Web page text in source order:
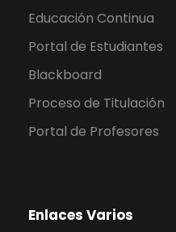
Educación Continua
Portal de Estudiantes
Blackboard
Proceso de Titulación
Portal de Profesores
Enlaces Varios